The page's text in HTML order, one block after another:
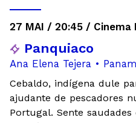
27 MAI / 20:45 / Cinema
Panquiaco
Ana Elena Tejera •
Cebaldo, indígena dule
ajudante de pescadores
Portugal. Sente